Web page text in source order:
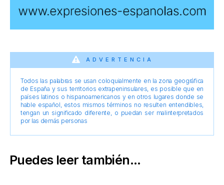
ADVERTENCIA
Todos las palabras se usan coloquialmente en la zona geográfica
de España y sus territorios extrapeninsulares, es posible que en
países latinos o hispanoamericanos y en otros lugares donde se
hable español, estos mismos términos no resulten entendibles,
tengan un significado diferente, o puedan ser malinterpretados
por las demás personas
Puedes leer también...